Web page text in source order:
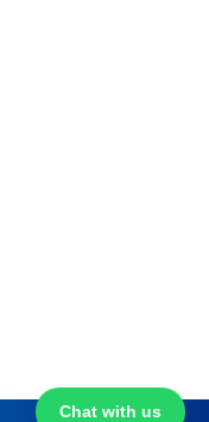
Chat with us